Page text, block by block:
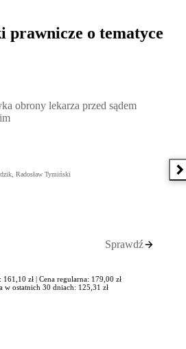
prawnicze o tematyce
lekarza przed sądem lekarskim,
obrony lekarza przed sądem
Radosław Tymiński
Sprawdź
zł | Cena regularna: 179,00 zł
w ostatnich 30 dniach: 125,31 zł